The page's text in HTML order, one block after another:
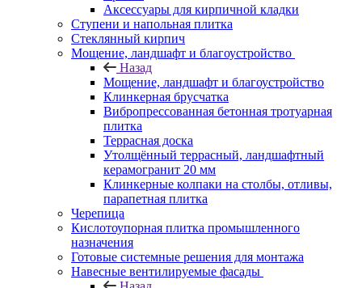
Аксессуары для кирпичной кладки
Ступени и напольная плитка
Cтеклянный кирпич
Мощение, ландшафт и благоустройство
Назад
Мощение, ландшафт и благоустройство
Клинкерная брусчатка
Вибропрессованная бетонная тротуарная
плитка
Террасная доска
Утолщённый террасный, ландшафтный
керамогранит 20 мм
Клинкерные колпаки на столбы, отливы,
парапетная плитка
Черепица
Кислотоупорная плитка промышленного
назначения
Готовые системные решения для монтажа
Навесные вентилируемые фасады